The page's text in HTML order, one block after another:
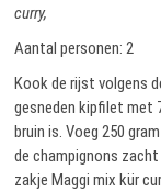
curry,
Aantal personen: 2
Kook de rijst volgens
gesneden kipfilet met
bruin is. Voeg 250
de champignons
zakje Maggi mix kür